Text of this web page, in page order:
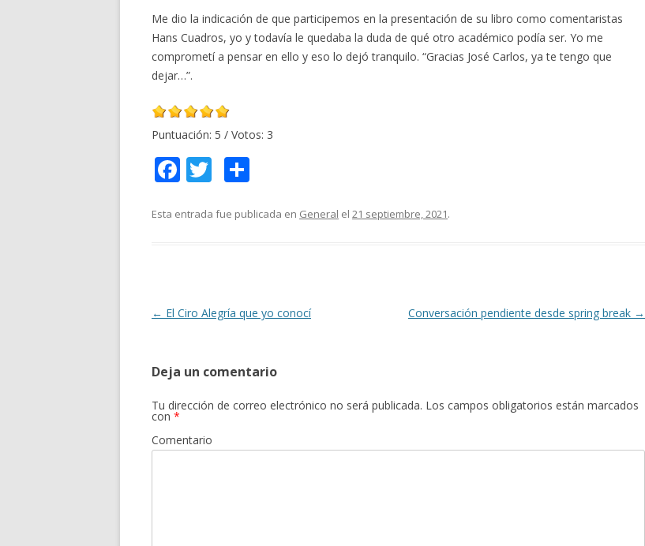
Me dio la indicación de que participemos en la presentación de su libro como comentaristas
Hans Cuadros, yo y todavía le quedaba la duda de qué otro académico podía ser. Yo me
comprometí a pensar en ello y eso lo dejó tranquilo. “Gracias José Carlos, ya te tengo que
dejar…”.
Puntuación: 5 / Votos: 3
F
e
k
T
itt m
r
Esta entrada fue publicada en General el 21 septiembre, 2021.
Navegación
← El Ciro Alegría que yo conocí Conversación pendiente desde spring break →
Deja un comentario
Tu dirección de correo electrónico no será publicada. Los campos obligatorios están marcados
con *
Comentario